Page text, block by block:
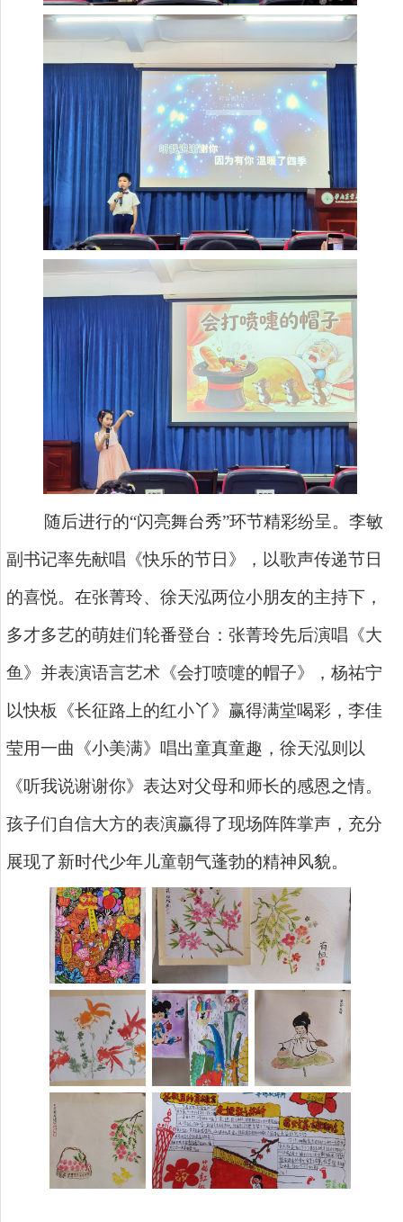
随后进行的“闪亮舞台秀”环节精彩纷呈。李敏
副书记率先献唱《快乐的节日》，以歌声传递节日
的喜悦。在张菁玲、徐天泓两位小朋友的主持下，
多才多艺的萌娃们轮番登台：张菁玲先后演唱《大
鱼》并表演语言艺术《会打喷嚏的帽子》，杨祐宁
以快板《长征路上的红小丫》赢得满堂喝彩，李佳
莹用一曲《小美满》唱出童真童趣，徐天泓则以
《听我说谢谢你》表达对父母和师长的感恩之情。
孩子们自信大方的表演赢得了现场阵阵掌声，充分
展现了新时代少年儿童朝气蓬勃的精神风貌。